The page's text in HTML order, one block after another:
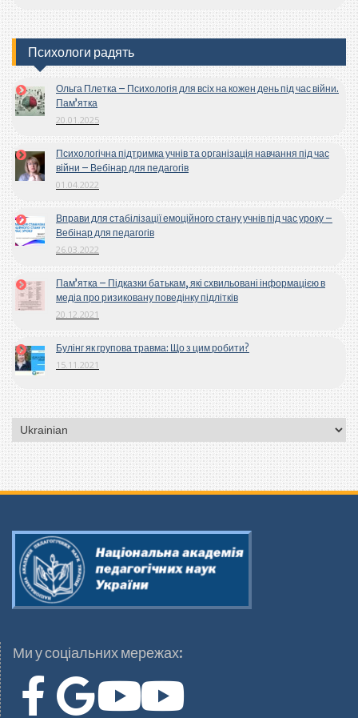
Психологи радять
Ольга Плетка – Психологія для всіх на кожен день під час війни.
Пам’ятка
20.01.2025
Психологічна підтримка учнів та організація навчання під час
війни – Вебінар для педагогів
01.04.2022
Вправи для стабілізації емоційного стану учнів під час уроку –
Вебінар для педагогів
26.03.2022
Пам’ятка – Підказки батькам, які схвильовані інформацією в
медіа про ризиковану поведінку підлітків
20.12.2021
Булінг як групова травма: Що з цим робити?
15.11.2021
Ми у соціальних мережах: